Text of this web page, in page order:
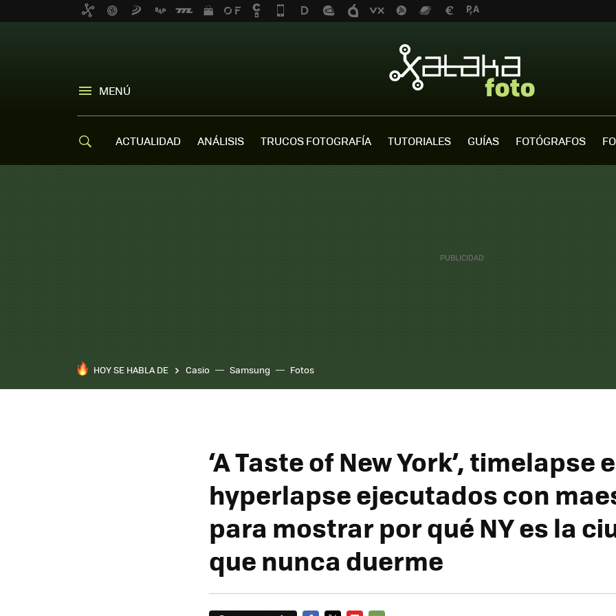
MENÚ
ACTUALIDAD ANÁLISIS TRUCOS FOTOGRAFÍA TUTORIALES GUÍAS FOTÓGRAFOS
HOY SE HABLA DE Casio Samsung Fotos
‘A Taste of New York’, timelapse e
hyperlapse ejecutados con
para mostrar por qué NY es la
que nunca duerme